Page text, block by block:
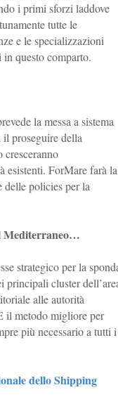
i primi sforzi laddove
tutte le
e le specializzazioni
questo comparto.
la messa a sistema
proseguire della
cresceranno
esistenti. ForMare farà la
delle policies per la
Mediterraneo…
strategico per la
cluster
alle autorità
il metodo migliore per
più necessario a tutti i
dello Shipping